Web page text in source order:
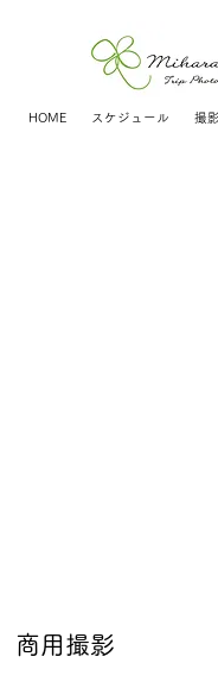
HOME スケジュール 撮
商用撮影